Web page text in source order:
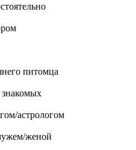
питомца
астрологом
женой